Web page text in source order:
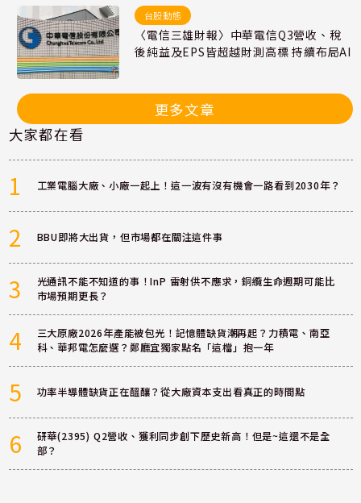
台股動態
〈電信三雄財報〉中華電信Q3營收、稅
後純益及EPS皆超越財測高標 持續布局AI
更多文章
大家都在看
1 工業電腦大廠、小廠一起上！這一波有沒有機會一路看到2030年？
2 BBU即將大出貨，但市場都在關注這件事
3
光通訊不能不知道的事！InP 雷射供不應求，銅纜生命週期可能比
市場預期更長？
4
三大原廠2026年產能被包光！記憶體缺貨潮再起？力積電、南亞
科、華邦電怎麼選？鄭廳宜獨家點名「這檔」抱一年
5 功率半導體缺貨正在醞釀？從大廠資本支出看真正的時間點
6
研華(2395) Q2營收、獲利同步創下歷史新高！但是~這還不是全
部？